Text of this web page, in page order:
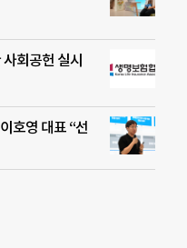
회공헌 실시
호영 대표 “선